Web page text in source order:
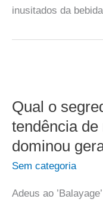
inusitados da
Qual o
tendência
dominou
Sem categoria
Adeus ao